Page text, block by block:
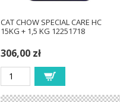
CAT CHOW SPECIAL CARE HC
15KG + 1,5 KG 12251718
306,00 zł